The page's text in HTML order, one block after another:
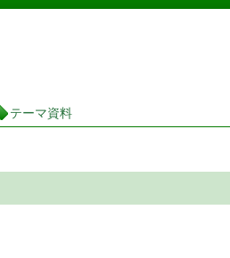
茨城県立図書館 蔵書検索・予約システム
テーマ資料